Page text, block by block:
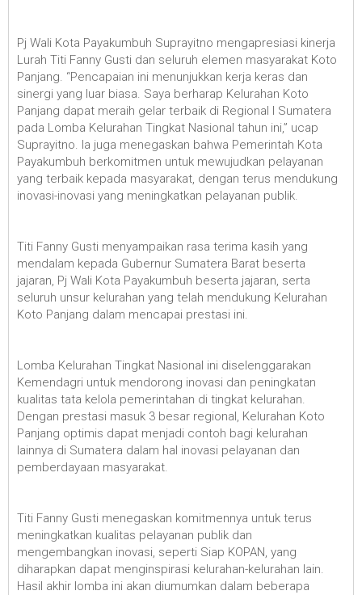
Pj Wali Kota Payakumbuh Suprayitno mengapresiasi kinerja
Lurah Titi Fanny Gusti dan seluruh elemen masyarakat Koto
Panjang. “Pencapaian ini menunjukkan kerja keras dan
sinergi yang luar biasa. Saya berharap Kelurahan Koto
Panjang dapat meraih gelar terbaik di Regional I Sumatera
pada Lomba Kelurahan Tingkat Nasional tahun ini,” ucap
Suprayitno. Ia juga menegaskan bahwa Pemerintah Kota
Payakumbuh berkomitmen untuk mewujudkan pelayanan
yang terbaik kepada masyarakat, dengan terus mendukung
inovasi-inovasi yang meningkatkan pelayanan publik.
Titi Fanny Gusti menyampaikan rasa terima kasih yang
mendalam kepada Gubernur Sumatera Barat beserta
jajaran, Pj Wali Kota Payakumbuh beserta jajaran, serta
seluruh unsur kelurahan yang telah mendukung Kelurahan
Koto Panjang dalam mencapai prestasi ini.
Lomba Kelurahan Tingkat Nasional ini diselenggarakan
Kemendagri untuk mendorong inovasi dan peningkatan
kualitas tata kelola pemerintahan di tingkat kelurahan.
Dengan prestasi masuk 3 besar regional, Kelurahan Koto
Panjang optimis dapat menjadi contoh bagi kelurahan
lainnya di Sumatera dalam hal inovasi pelayanan dan
pemberdayaan masyarakat.
Titi Fanny Gusti menegaskan komitmennya untuk terus
meningkatkan kualitas pelayanan publik dan
mengembangkan inovasi, seperti Siap KOPAN, yang
diharapkan dapat menginspirasi kelurahan-kelurahan lain.
Hasil akhir lomba ini akan diumumkan dalam beberapa